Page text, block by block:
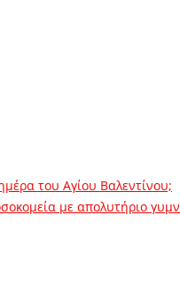
του Αγίου Βαλεντίνου;
με απολυτήριο